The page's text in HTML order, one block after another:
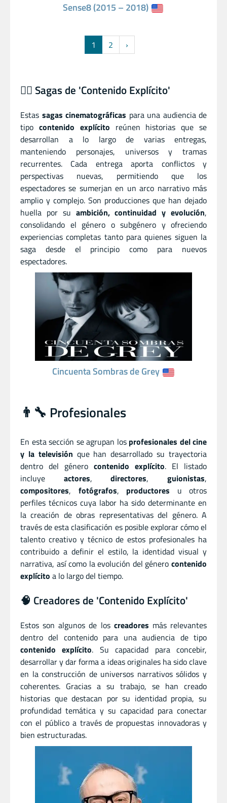
Sense8 (2015 – 2018)
1 2 ›
🦸‍♂️ Sagas de 'Contenido Explícito'
Estas sagas cinematográficas para una audiencia de
tipo contenido explícito reúnen historias que se
desarrollan a lo largo de varias entregas,
manteniendo personajes, universos y tramas
recurrentes. Cada entrega aporta conflictos y
perspectivas nuevas, permitiendo que los
espectadores se sumerjan en un arco narrativo más
amplio y complejo. Son producciones que han dejado
huella por su ambición, continuidad y evolución,
consolidando el género o subgénero y ofreciendo
experiencias completas tanto para quienes siguen la
saga desde el principio como para nuevos
espectadores.
Cincuenta Sombras de Grey
👨‍🔧 Profesionales
En esta sección se agrupan los profesionales del cine
y la televisión que han desarrollado su trayectoria
dentro del género contenido explícito. El listado
incluye actores,directores,guionistas,
compositores, fotógrafos, productores u otros
perfiles técnicos cuya labor ha sido determinante en
la creación de obras representativas del género. A
través de esta clasificación es posible explorar cómo el
talento creativo y técnico de estos profesionales ha
contribuido a definir el estilo, la identidad visual y
narrativa, así como la evolución del género contenido
explícito a lo largo del tiempo.
🧠 Creadores de 'Contenido Explícito'
Estos son algunos de los creadores más relevantes
dentro del contenido para una audiencia de tipo
contenido explícito. Su capacidad para concebir,
desarrollar y dar forma a ideas originales ha sido clave
en la construcción de universos narrativos sólidos y
coherentes. Gracias a su trabajo, se han creado
historias que destacan por su identidad propia, su
profundidad temática y su capacidad para conectar
con el público a través de propuestas innovadoras y
bien estructuradas.